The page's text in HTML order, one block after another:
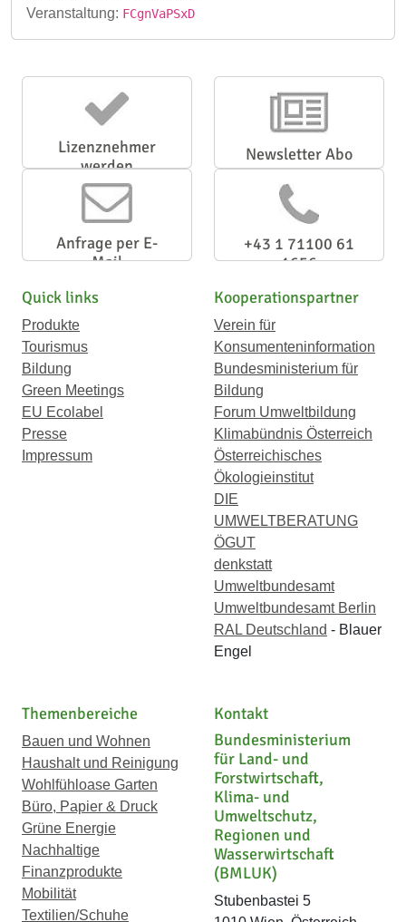
Veranstaltung: FCgnVaPSxD
Lizenznehmer
werden
Newsletter Abo
Anfrage per E-
Mail
+43 1 71100 61
1656
Quick links
Produkte
Tourismus
Bildung
Green Meetings
EU Ecolabel
Presse
Impressum
Kooperationspartner
Verein für
Konsumenteninformation
Bundesministerium für
Bildung
Forum Umweltbildung
Klimabündnis Österreich
Österreichisches
Ökologieinstitut
DIE
UMWELTBERATUNG
ÖGUT
denkstatt
Umweltbundesamt
Umweltbundesamt Berlin
RAL Deutschland - Blauer
Engel
Themenbereiche
Bauen und Wohnen
Haushalt und Reinigung
Wohlfühloase Garten
Büro, Papier & Druck
Grüne Energie
Nachhaltige
Finanzprodukte
Mobilität
Textilien/Schuhe
Kontakt
Bundesministerium
für Land- und
Forstwirtschaft,
Klima- und
Umweltschutz,
Regionen und
Wasserwirtschaft
(BMLUK)
Stubenbastei 5